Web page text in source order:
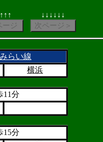
↓↓↓↓↓↓
らい線
横浜
11分
15分